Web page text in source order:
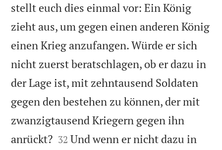
stellt euch dies einmal vor: Ein König
zieht aus, um gegen einen anderen König
einen Krieg anzufangen. Würde er sich
nicht zuerst beratschlagen, ob er dazu in
der Lage ist, mit zehntausend Soldaten
gegen den bestehen zu können, der mit
zwanzigtausend Kriegern gegen ihn
anrückt?
32 Und wenn er nicht dazu in